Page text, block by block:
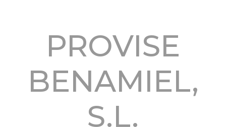
PROVISE
BENAMIEL,
S.L.